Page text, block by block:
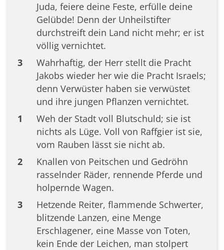
Juda, feiere deine Feste, erfülle deine
Gelübde! Denn der Unheilstifter
durchstreift dein Land nicht mehr; er ist
völlig vernichtet.
3
Wahrhaftig, der Herr stellt die Pracht
Jakobs wieder her wie die Pracht Israels;
denn Verwüster haben sie verwüstet
und ihre jungen Pflanzen vernichtet.
1
Weh der Stadt voll Blutschuld; sie ist
nichts als Lüge. Voll von Raffgier ist sie,
vom Rauben lässt sie nicht ab.
2
Knallen von Peitschen und Gedröhn
rasselnder Räder, rennende Pferde und
holpernde Wagen.
3
Hetzende Reiter, flammende Schwerter,
blitzende Lanzen, eine Menge
Erschlagener, eine Masse von Toten,
kein Ende der Leichen, man stolpert